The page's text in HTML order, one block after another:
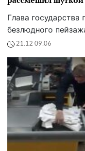
Глава
безлюдного
21:12 09.06